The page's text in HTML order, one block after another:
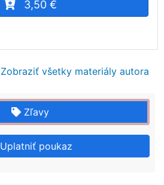
3,50 €
Zobraziť všetky materiály autora
Zľavy
Uplatniť poukaz